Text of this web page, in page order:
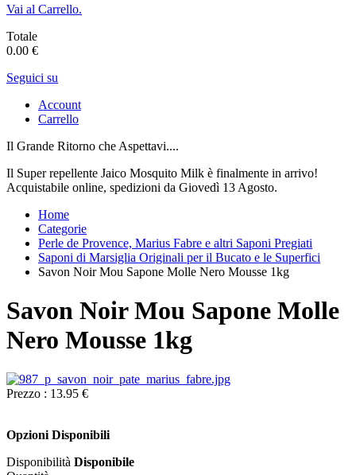
Vai al Carrello.
Totale
0.00 €
Seguici su
Account
Carrello
Il Grande Ritorno che Aspettavi....
Il Super repellente Jaico Mosquito Milk è finalmente in arrivo!
Acquistabile online, spedizioni da Giovedì 13 Agosto.
Home
Categorie
Perle de Provence, Marius Fabre e altri Saponi Pregiati
Saponi di Marsiglia Originali per il Bucato e le Superfici
Savon Noir Mou Sapone Molle Nero Mousse 1kg
Savon Noir Mou Sapone Molle
Nero Mousse 1kg
Prezzo : 13.95 €
Opzioni Disponibili
Disponibilità Disponibile